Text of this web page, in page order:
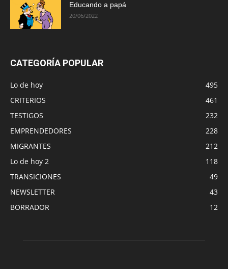
Educando a papá
20/06/2022
CATEGORÍA POPULAR
Lo de hoy
495
CRITERIOS
461
TESTIGOS
232
EMPRENDEDORES
228
MIGRANTES
212
Lo de hoy 2
118
TRANSICIONES
49
NEWSLETTER
43
BORRADOR
12